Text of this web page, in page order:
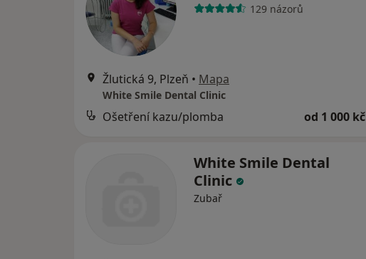
129 názorů
Žlutická 9, Plzeň • Mapa
White Smile Dental Clinic
Ošetření kazu/plomba od 1 000 kč
White Smile Dental
Clinic
Zubař